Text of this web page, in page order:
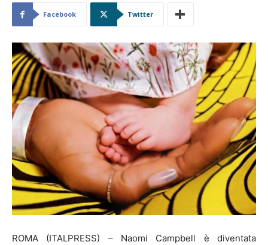
Facebook Twitter
ROMA (ITALPRESS) – Naomi Campbell è diventata